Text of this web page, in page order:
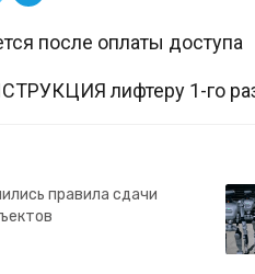
после оплаты доступа
лифтеру 1-го
правила сдачи